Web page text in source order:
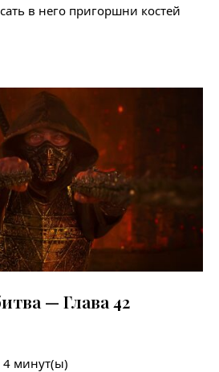
в него пригоршни костей
— Глава 42
4 минут(ы)